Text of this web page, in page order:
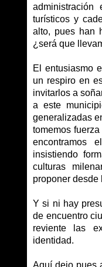
administración
turísticos y
alto, pues han
¿será que
El entusiasmo
un respiro en
invitarlos a
a este
generalizadas
tomemos
encontramos
insistiendo
culturas
proponer
Y si ni hay
de encuentro
reviente las
identidad.
Aquí dejo pues